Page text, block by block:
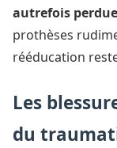
autrefois
prothèses
rééducation
Les
du